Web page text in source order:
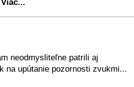
Viac...
neodmysliteľne patrili aj
na upútanie pozornosti zvukmi...